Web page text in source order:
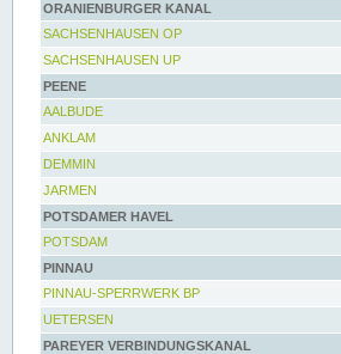
ORANIENBURGER KANAL
SACHSENHAUSEN OP
SACHSENHAUSEN UP
PEENE
AALBUDE
ANKLAM
DEMMIN
JARMEN
POTSDAMER HAVEL
POTSDAM
PINNAU
PINNAU-SPERRWERK BP
UETERSEN
PAREYER VERBINDUNGSKANAL